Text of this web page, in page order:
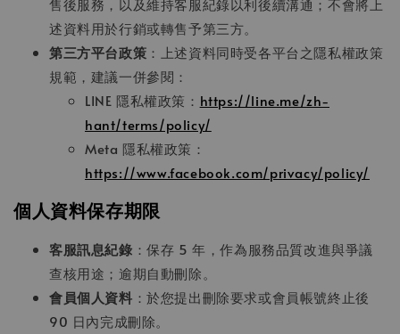
述資料用於行銷或轉售予第三方。
第三方平台政策 ：上述資料同時受各平台之隱私權政策
規範，建議一併參閱：
LINE 隱私權政策： https://line.me/zh-
hant/terms/policy/
Meta 隱私權政策：
https://www.facebook.com/privacy/policy/
個人資料保存期限
客服訊息紀錄 ：保存 5 年，作為服務品質改進與爭議
查核用途；逾期自動刪除。
會員個人資料 ：於您提出刪除要求或會員帳號終止後
90 日內完成刪除。